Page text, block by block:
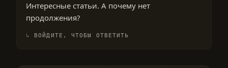
Интересные статьи. А почему нет
продолжения?
ВОЙДИТЕ, ЧТОБЫ ОТВЕТИТЬ